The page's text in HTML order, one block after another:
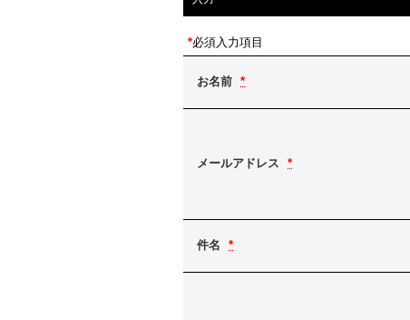
*必須入力項目
お名前 *
メールアドレス *
件名 *